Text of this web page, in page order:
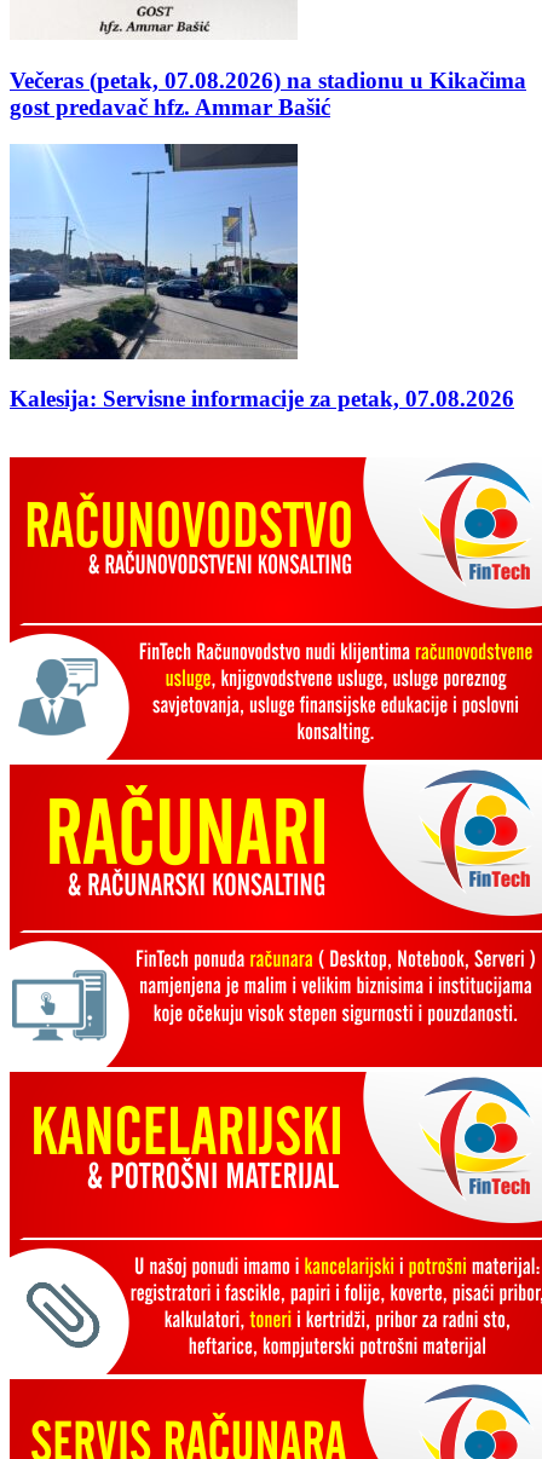
Večeras (petak, 07.08.2026) na stadionu u Kikačima
gost predavač hfz. Ammar Bašić
Kalesija: Servisne informacije za petak, 07.08.2026